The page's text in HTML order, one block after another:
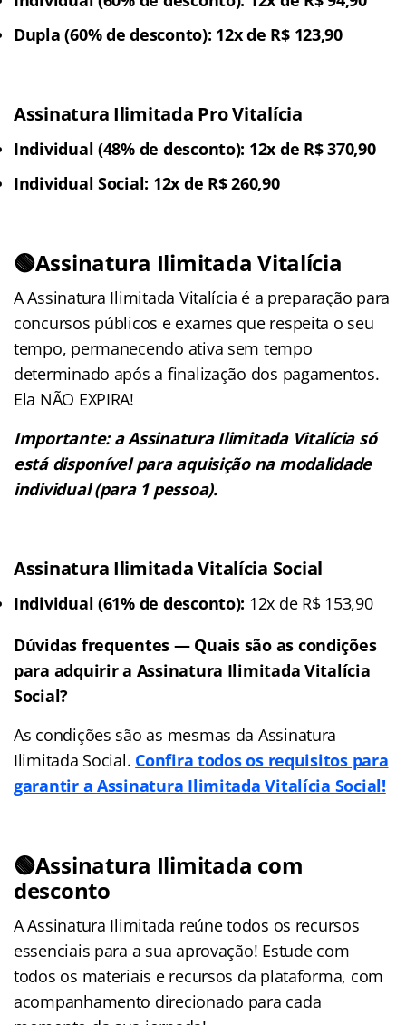
Dupla (60% de desconto): 12x de R$ 123,90
Assinatura Ilimitada Pro Vitalícia
Individual (48% de desconto): 12x de R$ 370,90
Individual Social: 12x de R$ 260,90
🟢Assinatura Ilimitada Vitalícia
A Assinatura Ilimitada Vitalícia é a preparação para
concursos públicos e exames que respeita o seu
tempo, permanecendo ativa sem tempo
determinado após a finalização dos pagamentos.
Ela NÃO EXPIRA!
Importante: a Assinatura Ilimitada Vitalícia só
está disponível para aquisição na modalidade
individual (para 1 pessoa).
Assinatura Ilimitada Vitalícia Social
Individual (61% de desconto): 12x de R$ 153,90
Dúvidas frequentes — Quais são as condições
para adquirir a Assinatura Ilimitada Vitalícia
Social?
As condições são as mesmas da Assinatura
Ilimitada Social. Confira todos os requisitos para
garantir a Assinatura Ilimitada Vitalícia Social!
🟢Assinatura Ilimitada com
desconto
A Assinatura Ilimitada reúne todos os recursos
essenciais para a sua aprovação! Estude com
todos os materiais e recursos da plataforma, com
acompanhamento direcionado para cada